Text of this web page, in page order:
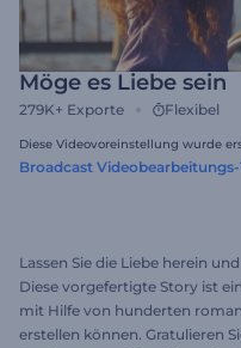
Möge es Liebe sein
279K+ Exporte Flexibel
Diese Videovoreinstellung wurde
Broadcast
Lassen Sie die Liebe herein
Diese vorgefertigte Story ist
mit Hilfe von hunderten
erstellen können. Gratulieren